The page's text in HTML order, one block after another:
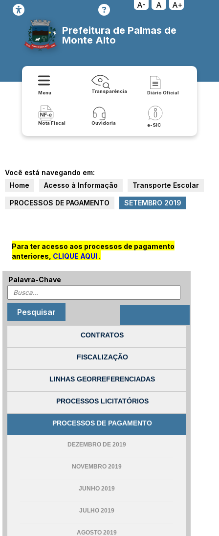
A- A A+
Prefeitura de Palmas de
Monte Alto
Menu Transparência Diário Oficial
Nota Fiscal Ouvidoria e-SIC
Você está navegando em:
Home
Acesso à Informação Transporte Escolar
PROCESSOS DE PAGAMENTO SETEMBRO 2019
Para ter acesso aos processos de pagamento
anteriores, CLIQUE AQUI .
Palavra-Chave
CONTRATOS
FISCALIZAÇÃO
LINHAS GEORREFERENCIADAS
PROCESSOS LICITATÓRIOS
PROCESSOS DE PAGAMENTO
DEZEMBRO DE 2019
NOVEMBRO 2019
JUNHO 2019
JULHO 2019
AGOSTO 2019